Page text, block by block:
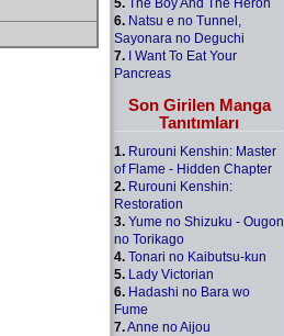
6. Natsu e no Tunnel,
Sayonara no Deguchi
7. I Want To Eat Your
Pancreas
Son Girilen Manga
Tanıtımları
1. Rurouni Kenshin: Master
of Flame - Hidden Chapter
2. Rurouni Kenshin:
Restoration
3. Yume no Shizuku - Ougon
no Torikago
4. Tonari no Kaibutsu-kun
5. Lady Victorian
6. Hadashi no Bara wo
Fume
7.Anne no Aijou